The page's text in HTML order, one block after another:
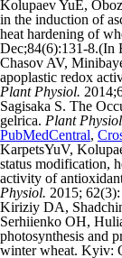
Kolupaev YuE,
in the induction of
heat hardening of
Dec;84(6):131-8.(In
Chasov AV,
apoplastic redox
Plant Physiol.
Sagisaka S. The
gelrica. Plant
PubMedCentral,
KarpetsYuV,
status modification,
activity of
Physiol. 2015;
Kiriziy DA,
Serhiienko OH,
photosynthesis and
winter wheat. Kyiv: